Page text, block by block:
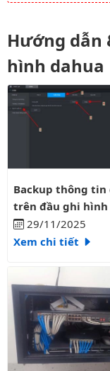
Hướng dẫn
hình dahua
Backup thông tin
Backup thông tin
trên đầu ghi hình
29/11/2025
Xem chi tiết